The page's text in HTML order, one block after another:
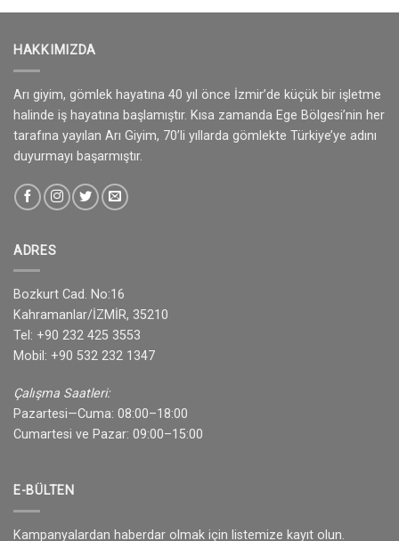
HAKKIMIZDA
Arı giyim, gömlek hayatına 40 yıl önce İzmir’de küçük bir işletme
halinde iş hayatına başlamıştır. Kısa zamanda Ege Bölgesi’nin her
tarafına yayılan Arı Giyim, 70’li yıllarda gömlekte Türkiye’ye adını
duyurmayı başarmıştır.
ADRES
Bozkurt Cad. No:16
Kahramanlar/İZMİR, 35210
Tel: +90 232 425 3553
Mobil: +90 532 232 1347
Çalışma Saatleri:
Pazartesi—Cuma: 08:00–18:00
Cumartesi ve Pazar: 09:00–15:00
E-BÜLTEN
Kampanyalardan haberdar olmak için listemize kayıt olun.